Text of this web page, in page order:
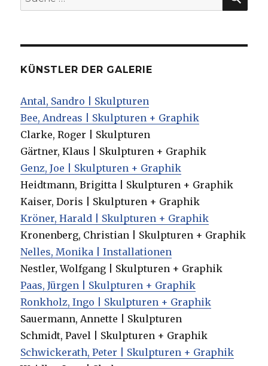
nach:
KÜNSTLER DER GALERIE
‎Antal, Sandro | Skulpturen
Bee, Andreas | Skulpturen + Graphik
Clarke, Roger | Skulpturen
Gärtner, Klaus | Skulpturen + Graphik
Genz, Joe | Skulpturen + Graphik
Heidtmann, Brigitta | Skulpturen + Graphik
Kaiser, Doris | Skulpturen + Graphik
Kröner, Harald | Skulpturen + Graphik
Kronenberg, Christian | Skulpturen + Graphik
Nelles, Monika | Installationen
Nestler, Wolfgang | Skulpturen + Graphik
Paas, Jürgen | Skulpturen + Graphik
Ronkholz, Ingo | Skulpturen + Graphik
Sauermann, Annette | Skulpturen
Schmidt, Pavel | Skulpturen + Graphik
Schwickerath, Peter | Skulpturen + Graphik